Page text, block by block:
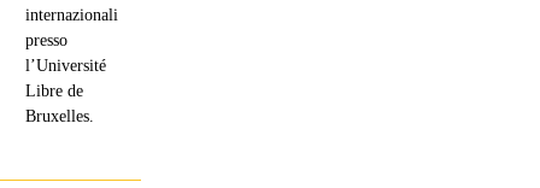
internazionali
presso
l’Université
Libre de
Bruxelles.